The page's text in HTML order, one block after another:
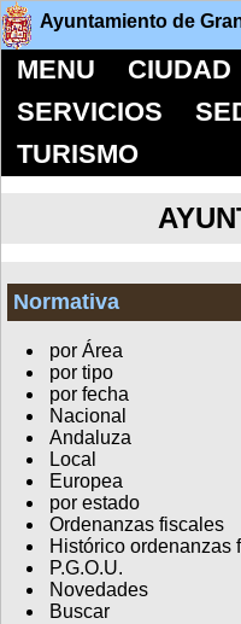
Ayuntamiento de
MENU CIUDAD
SERVICIOS
TURISMO
Normativa
por Área
por tipo
por fecha
Nacional
Andaluza
Local
Europea
por estado
Ordenanzas fiscales
Histórico ordenanzas
P.G.O.U.
Novedades
Buscar